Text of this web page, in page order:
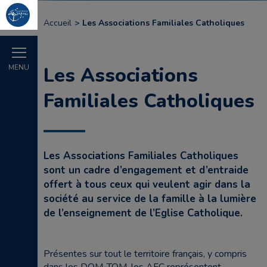
MENU
Accueil Les Associations Familiales Catholiques
Les Associations
Familiales Catholiques
Les Associations Familiales Catholiques
sont un cadre d’engagement et d’entraide
offert à tous ceux qui veulent agir dans la
société au service de la famille à la lumière
de l’enseignement de l’Eglise Catholique.
Présentes sur tout le territoire français, y compris